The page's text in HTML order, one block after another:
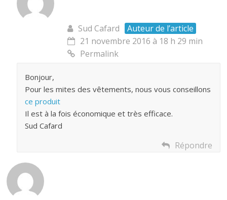
Sud Cafard
Auteur de l’article
21 novembre 2016 à 18 h 29 min
Permalink
Bonjour,
Pour les mites des vêtements, nous vous conseillons
ce produit
Il est à la fois économique et très efficace.
Sud Cafard
Répondre